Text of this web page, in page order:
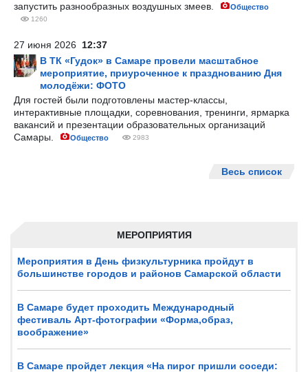
МЕРОПРИЯТИЯ
Мероприятия в День физкультурника пройдут в
большинстве городов и районов Самарской области
В Самаре будет проходить Международный
фестиваль Арт-фотографии «Форма,образ,
воображение»
В Самаре пройдет лекция «На пирог пришли соседи:
запустить разнообразных воздушных змеев.
Общество
1260
27 июня 2026 12:37
В ТК «Гудок» в Самаре провели масштабное
мероприятие, приуроченное к празднованию Дня
молодёжи: ФОТО
Для гостей были подготовлены мастер-классы,
интерактивные площадки, соревнования, тренинги, ярмарка
вакансий и презентации образовательных организаций
Самары.
Общество 2983
Весь список